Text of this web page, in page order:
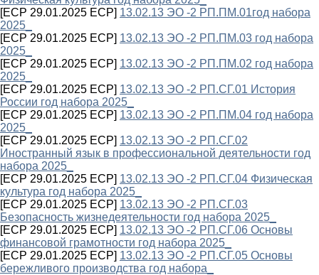
[ECP 29.01.2025 ECP] 13.02.13 ЭО -2 РП.ПМ.01год набора
2025_
[ECP 29.01.2025 ECP] 13.02.13 ЭО -2 РП.ПМ.03 год набора
2025_
[ECP 29.01.2025 ECP] 13.02.13 ЭО -2 РП.ПМ.02 год набора
2025_
[ECP 29.01.2025 ECP] 13.02.13 ЭО -2 РП.СГ.01 История
России год набора 2025_
[ECP 29.01.2025 ECP] 13.02.13 ЭО -2 РП.ПМ.04 год набора
2025_
[ECP 29.01.2025 ECP] 13.02.13 ЭО -2 РП.СГ.02
Иностранный язык в профессиональной деятельности год
набора 2025_
[ECP 29.01.2025 ECP] 13.02.13 ЭО -2 РП.СГ.04 Физическая
культура год набора 2025_
[ECP 29.01.2025 ECP] 13.02.13 ЭО -2 РП.СГ.03
Безопасность жизнедеятельности год набора 2025_
[ECP 29.01.2025 ECP] 13.02.13 ЭО -2 РП.СГ.06 Основы
финансовой грамотности год набора 2025_
[ECP 29.01.2025 ECP] 13.02.13 ЭО -2 РП.СГ.05 Основы
бережливого производства год набора_